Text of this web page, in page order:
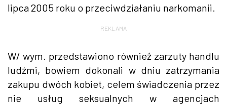
lipca 2005 roku o przeciwdziałaniu narkomanii.
REKLAMA
W/ wym. przedstawiono również zarzuty handlu
ludźmi, bowiem dokonali w dniu zatrzymania
zakupu dwóch kobiet, celem świadczenia przez
nie usług seksualnych w agencjach